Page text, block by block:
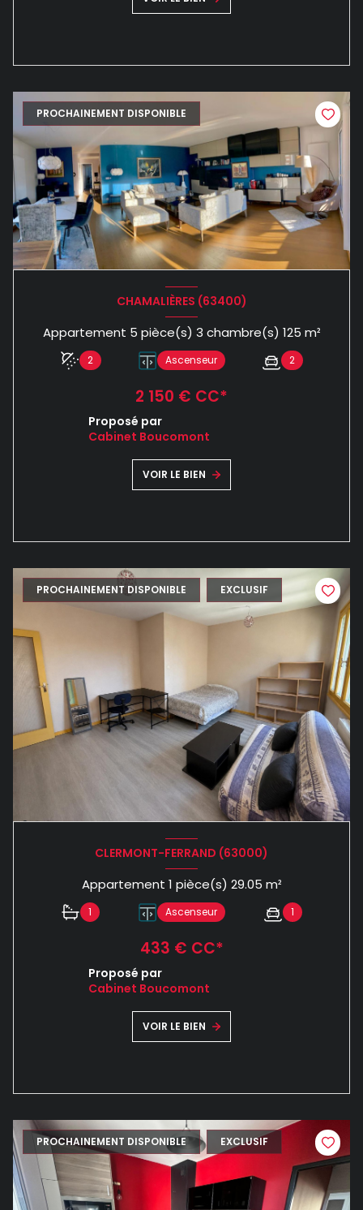
PROCHAINEMENT DISPONIBLE
CHAMALIÈRES (63400)
Appartement 5 pièce(s) 3 chambre(s) 125 m²
2 Ascenseur 2
2 150 € CC*
Proposé par
Cabinet Boucomont
VOIR LE BIEN
PROCHAINEMENT DISPONIBLE EXCLUSIF
CLERMONT-FERRAND (63000)
Appartement 1 pièce(s) 29.05 m²
1 Ascenseur 1
433 € CC*
Proposé par
Cabinet Boucomont
VOIR LE BIEN
PROCHAINEMENT DISPONIBLE EXCLUSIF